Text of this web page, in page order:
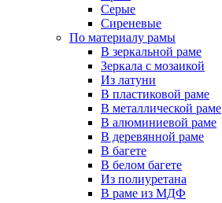
Серые
Сиреневые
По материалу рамы
В зеркальной раме
Зеркала с мозаикой
Из латуни
В пластиковой раме
В металлической раме
В алюминиевой раме
В деревянной раме
В багете
В белом багете
Из полиуретана
В раме из МДФ